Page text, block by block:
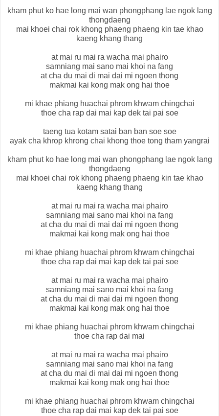
kham phut ko hae long mai wan phongphang lae ngok lang
thongdaeng
mai khoei chai rok khong phaeng phaeng kin tae khao
kaeng khang thang
at mai ru mai ra wacha mai phairo
samniang mai sano mai khoi na fang
at cha du mai di mai dai mi ngoen thong
makmai kai kong mak ong hai thoe
mi khae phiang huachai phrom khwam chingchai
thoe cha rap dai mai kap dek tai pai soe
taeng tua kotam satai ban ban soe soe
ayak cha khrop khrong chai khong thoe tong tham yangrai
kham phut ko hae long mai wan phongphang lae ngok lang
thongdaeng
mai khoei chai rok khong phaeng phaeng kin tae khao
kaeng khang thang
at mai ru mai ra wacha mai phairo
samniang mai sano mai khoi na fang
at cha du mai di mai dai mi ngoen thong
makmai kai kong mak ong hai thoe
mi khae phiang huachai phrom khwam chingchai
thoe cha rap dai mai kap dek tai pai soe
at mai ru mai ra wacha mai phairo
samniang mai sano mai khoi na fang
at cha du mai di mai dai mi ngoen thong
makmai kai kong mak ong hai thoe
mi khae phiang huachai phrom khwam chingchai
thoe cha rap dai mai
at mai ru mai ra wacha mai phairo
samniang mai sano mai khoi na fang
at cha du mai di mai dai mi ngoen thong
makmai kai kong mak ong hai thoe
mi khae phiang huachai phrom khwam chingchai
thoe cha rap dai mai kap dek tai pai soe